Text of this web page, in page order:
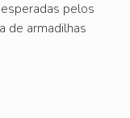
pelos
de armadilhas